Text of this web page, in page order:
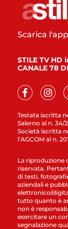
Testata iscritta
Salerno al n. 34/
Società iscritta
l’AGCOM al n.
Scarica
STILE TV HD
CANALE 78
La riproduzione
riservata.
di testi,
aziendali e
elettronico/
tutto quanto è
non è
esercitare un
segnalazione